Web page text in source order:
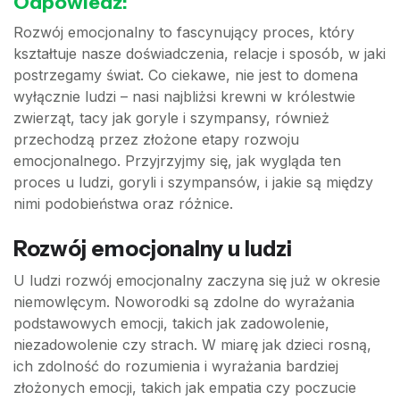
Rozwój emocjonalny to fascynujący proces, który
kształtuje nasze doświadczenia, relacje i sposób, w jaki
postrzegamy świat. Co ciekawe, nie jest to domena
wyłącznie ludzi – nasi najbliżsi krewni w królestwie
zwierząt, tacy jak goryle i szympansy, również
przechodzą przez złożone etapy rozwoju
emocjonalnego. Przyjrzyjmy się, jak wygląda ten
proces u ludzi, goryli i szympansów, i jakie są między
nimi podobieństwa oraz różnice.
Rozwój emocjonalny u ludzi
U ludzi rozwój emocjonalny zaczyna się już w okresie
niemowlęcym. Noworodki są zdolne do wyrażania
podstawowych emocji, takich jak zadowolenie,
niezadowolenie czy strach. W miarę jak dzieci rosną,
ich zdolność do rozumienia i wyrażania bardziej
złożonych emocji, takich jak empatia czy poczucie